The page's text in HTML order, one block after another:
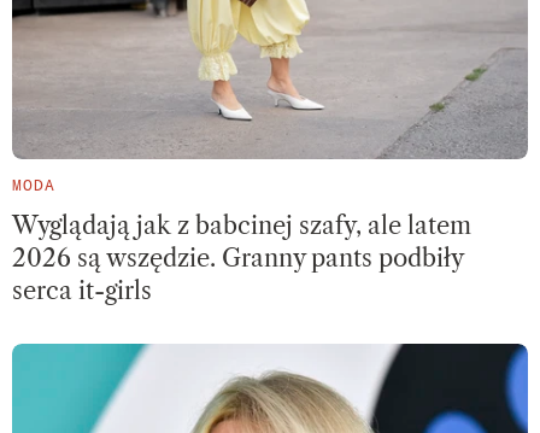
MODA
Wyglądają jak z babcinej szafy, ale latem
2026 są wszędzie. Granny pants podbiły
serca it-girls